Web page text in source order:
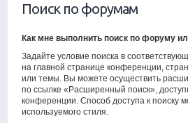
Поиск по форумам
Как мне выполнить поиск по форуму
Задайте условие поиска в
на главной странице конференции,
или темы. Вы можете осуществить
по ссылке «Расширенный поиск»,
конференции. Способ доступа к поиску
используемого стиля.